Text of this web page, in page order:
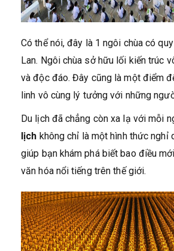
Có thể nói, đây là 1 ngôi chùa có
Lan. Ngôi chùa sở hữu lối kiến trúc
và độc đáo. Đây cũng là một điểm
linh vô cùng lý tưởng với những
Du lịch đã chẳng còn xa lạ với mỗi
lịch không chỉ là một hình thức nghỉ
giúp bạn khám phá biết bao điều
văn hóa nổi tiếng trên thế giới.